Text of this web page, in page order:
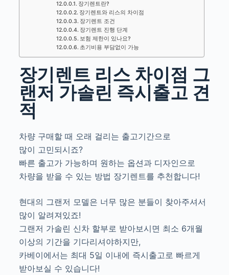
장기렌트란?
장기렌트와 리스의 차이점
장기렌트 조건
장기렌트 진행 단계
보험 제한이 있나요?
초기비용 부담없이 가능
장기렌트 리스 차이점 그
랜저 가솔린 즉시출고 견
적
차량 구매할 때 오래 걸리는 출고기간으로
많이 고민되시죠?
빠른 출고가 가능하며 원하는 옵션과 디자인으로
차량을 받을 수 있는 방법 장기렌트를 추천합니다!
현대의 그랜저 모델은 너무 많은 분들이 찾아주셔서
많이 알려져있죠!
그랜저 가솔린 신차 할부로 받아보시면 최소 6개월
이상의 기간을 기다리셔야하지만,
카베이에서는 최대 5일 이내에 즉시출고로 빠르게
받아보실 수 있습니다!